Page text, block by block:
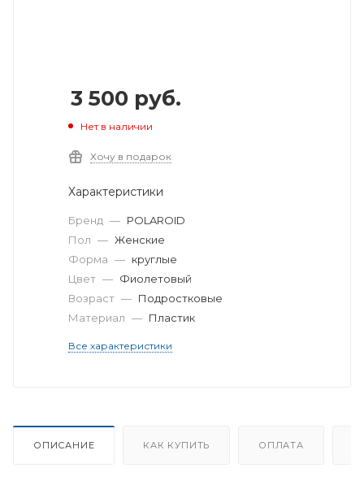
3 500 руб.
Нет в наличии
Хочу в подарок
Характеристики
Бренд — POLAROID
Пол — Женские
Форма — круглые
Цвет — Фиолетовый
Возраст — Подростковые
Материал — Пластик
Все характеристики
ОПИСАНИЕ КАК КУПИТЬ ОПЛАТА